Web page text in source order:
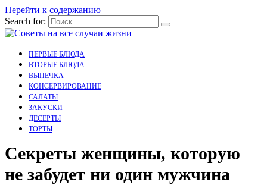
Перейти к содержанию
Search for:
ПЕРВЫЕ БЛЮДА
ВТОРЫЕ БЛЮДА
ВЫПЕЧКА
КОНСЕРВИРОВАНИЕ
САЛАТЫ
ЗАКУСКИ
ДЕСЕРТЫ
ТОРТЫ
Секреты женщины, которую
не забудет ни один мужчина